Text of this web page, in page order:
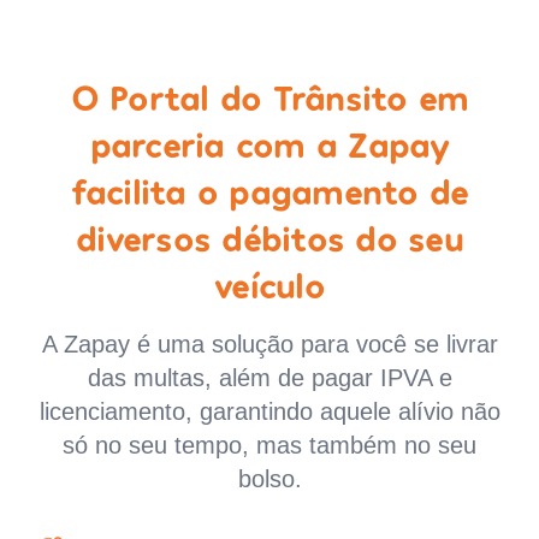
O Portal do Trânsito em
parceria com a Zapay
facilita o pagamento de
diversos débitos do seu
veículo
A Zapay é uma solução para você se livrar
das multas, além de pagar IPVA e
licenciamento, garantindo aquele alívio não
só no seu tempo, mas também no seu
bolso.